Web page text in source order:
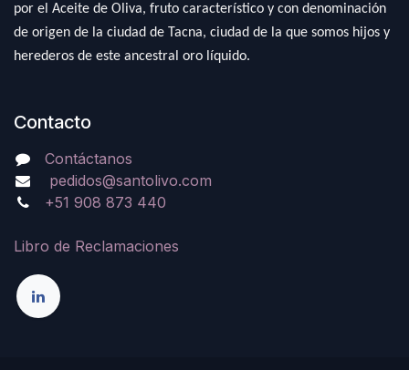
por el Aceite de Oliva, fruto característico y con denominación
de origen de la ciudad de Tacna, ciudad de la que somos hijos y
herederos de este ancestral oro líquido.
Contacto
Contáctanos
pedidos@santolivo.com
+51 908 873 440
Libro de Reclamaciones